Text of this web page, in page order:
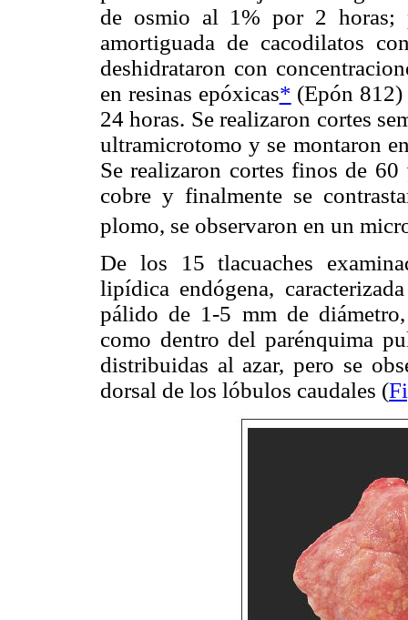
de osmio al 1% por 2 horas;
amortiguada de cacodilatos
deshidrataron con
en resinas epóxicas* (Epón
24 horas. Se realizaron cortes
ultramicrotomo y se montaron
Se realizaron cortes finos de
cobre y finalmente se
plomo, se observaron en un
De los 15 tlacuaches
lipídica endógena,
pálido de 1-5 mm de
como dentro del parénquima
distribuidas al azar, pero se
dorsal de los lóbulos caudales (